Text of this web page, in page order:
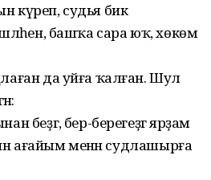
күреп, судья бик
башҡа сара юҡ, хөкөм
да уйға ҡалған. Шул
беҙгә, бер-берегеҙгә ярҙам
ағайым менән судлашырға